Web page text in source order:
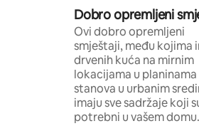
Dobro opremljeni
Ovi dobro opremljeni
smještaji, među kojima
drvenih kuća na mirnim
lokacijama u planinama
stanova u urbanim
imaju sve sadržaje koji
potrebni u vašem domu.